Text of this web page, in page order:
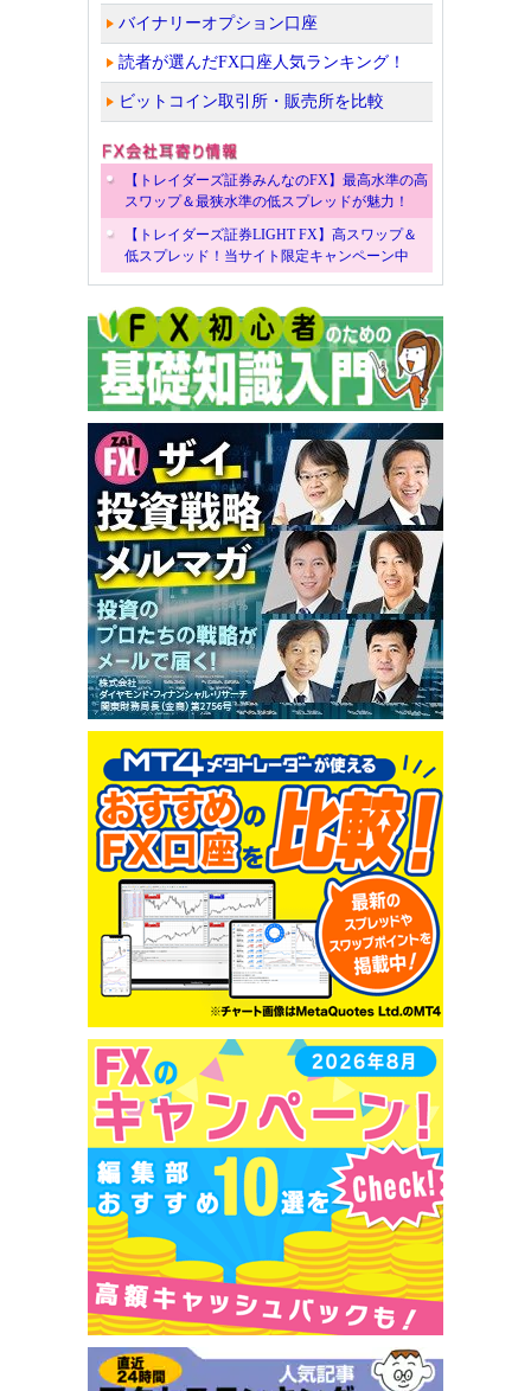
バイナリーオプション口座
読者が選んだFX口座人気ランキング！
ビットコイン取引所・販売所を比較
【トレイダーズ証券みんなのFX】最高水準の高
スワップ＆最狭水準の低スプレッドが魅力！
【トレイダーズ証券LIGHT FX】高スワップ＆
低スプレッド！当サイト限定キャンペーン中